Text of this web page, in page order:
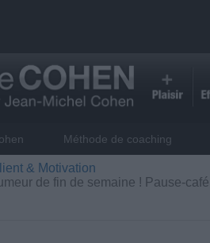
Méthode de coaching
& Motivation
de fin de semaine ! Pause-